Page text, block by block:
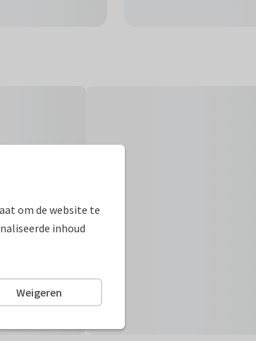
om de website te
inhoud
Weigeren